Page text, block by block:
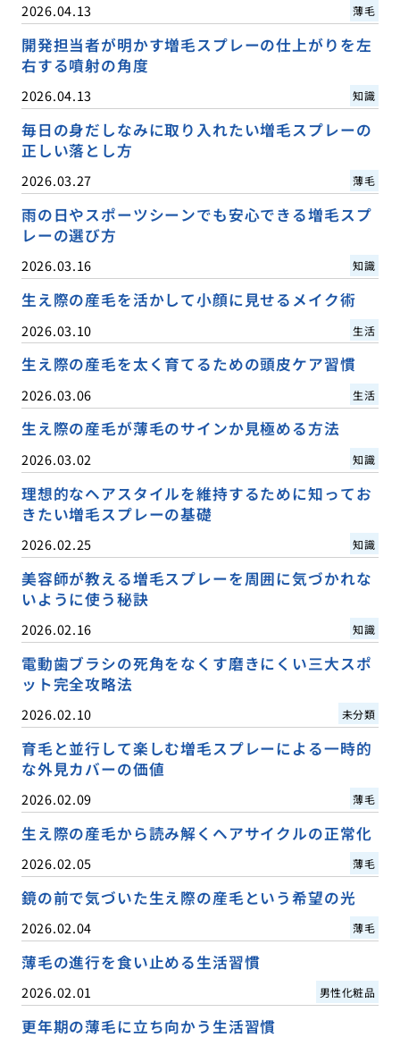
2026.04.13 薄毛
開発担当者が明かす増毛スプレーの仕上がりを左
右する噴射の角度
2026.04.13 知識
毎日の身だしなみに取り入れたい増毛スプレーの
正しい落とし方
2026.03.27 薄毛
雨の日やスポーツシーンでも安心できる増毛スプ
レーの選び方
2026.03.16 知識
生え際の産毛を活かして小顔に見せるメイク術
2026.03.10 生活
生え際の産毛を太く育てるための頭皮ケア習慣
2026.03.06 生活
生え際の産毛が薄毛のサインか見極める方法
2026.03.02 知識
理想的なヘアスタイルを維持するために知ってお
きたい増毛スプレーの基礎
2026.02.25 知識
美容師が教える増毛スプレーを周囲に気づかれな
いように使う秘訣
2026.02.16 知識
電動歯ブラシの死角をなくす磨きにくい三大スポ
ット完全攻略法
2026.02.10 未分類
育毛と並行して楽しむ増毛スプレーによる一時的
な外見カバーの価値
2026.02.09 薄毛
生え際の産毛から読み解くヘアサイクルの正常化
2026.02.05 薄毛
鏡の前で気づいた生え際の産毛という希望の光
2026.02.04 薄毛
薄毛の進行を食い止める生活習慣
2026.02.01 男性化粧品
更年期の薄毛に立ち向かう生活習慣